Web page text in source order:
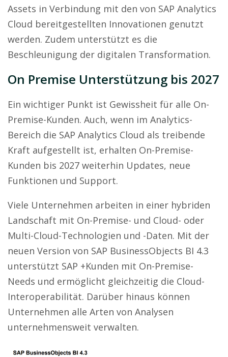
Assets in Verbindung mit den von SAP Analytics
Cloud bereitgestellten Innovationen genutzt
werden. Zudem unterstützt es die
Beschleunigung der digitalen Transformation.
On Premise Unterstützung bis 2027
Ein wichtiger Punkt ist Gewissheit für alle On-
Premise-Kunden. Auch, wenn im Analytics-
Bereich die SAP Analytics Cloud als treibende
Kraft aufgestellt ist, erhalten On-Premise-
Kunden bis 2027 weiterhin Updates, neue
Funktionen und Support.
Viele Unternehmen arbeiten in einer hybriden
Landschaft mit On-Premise- und Cloud- oder
Multi-Cloud-Technologien und -Daten. Mit der
neuen Version von SAP BusinessObjects BI 4.3
unterstützt SAP +Kunden mit On-Premise-
Needs und ermöglicht gleichzeitig die Cloud-
Interoperabilität. Darüber hinaus können
Unternehmen alle Arten von Analysen
unternehmensweit verwalten.